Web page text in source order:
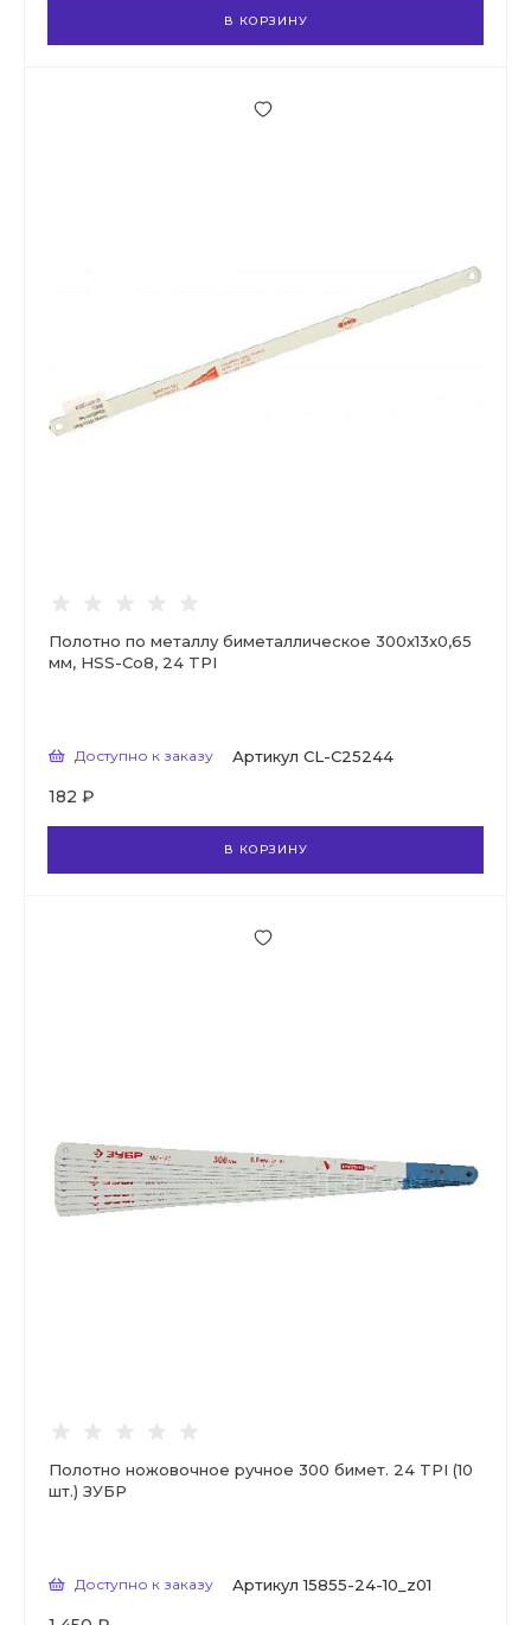
В КОРЗИНУ
Полотно по металлу биметаллическое 300x13x0,65
мм, HSS-Co8, 24 TPI
Доступно к заказу Артикул CL-C25244
182 ₽
В КОРЗИНУ
Полотно ножовочное ручное 300 бимет. 24 TPI (10
шт.) ЗУБР
Доступно к заказу Артикул 15855-24-10_z01